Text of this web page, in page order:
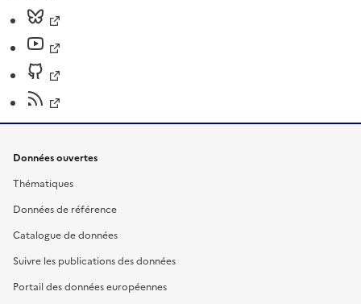
Données ouvertes
Thématiques
Données de référence
Catalogue de données
Suivre les publications des données
Portail des données européennes